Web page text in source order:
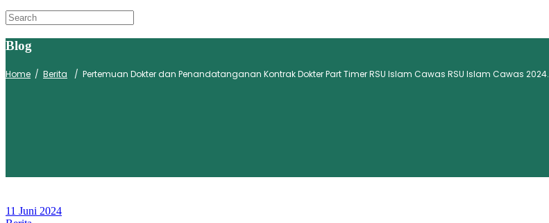
Blog
Home / Berita / Pertemuan Dokter dan Penandatanganan Kontrak Dokter Part Timer RSU Islam Cawas RSU Islam Cawas 2024.
11 Juni 2024